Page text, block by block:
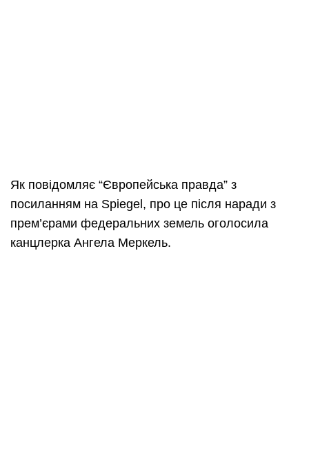
Як повідомляє “Європейська правда” з
посиланням на Spiegel, про це після наради з
прем’єрами федеральних земель оголосила
канцлерка Ангела Меркель.